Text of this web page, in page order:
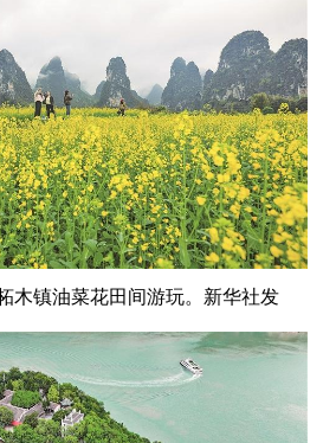
木镇油菜花田间游玩。新华社发